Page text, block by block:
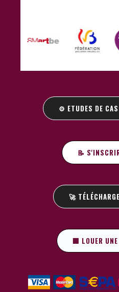
⚙️ ETUDES DE
📝
🚀
🏢 LOUER